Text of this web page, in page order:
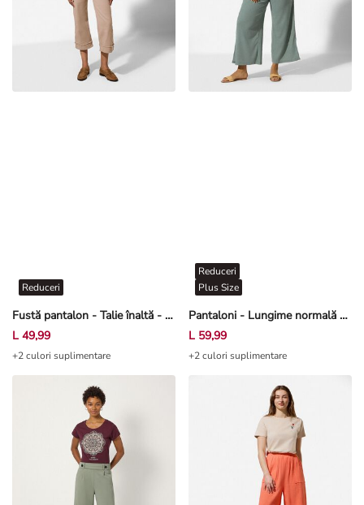
Fustă pantalon - Talie înaltă - Bej
Reduceri
L 49,99
+2 culori suplimentare
Pantaloni - Lungime normală - Albastru petrol
Reduceri
Plus Size
L 59,99
+2 culori suplimentare